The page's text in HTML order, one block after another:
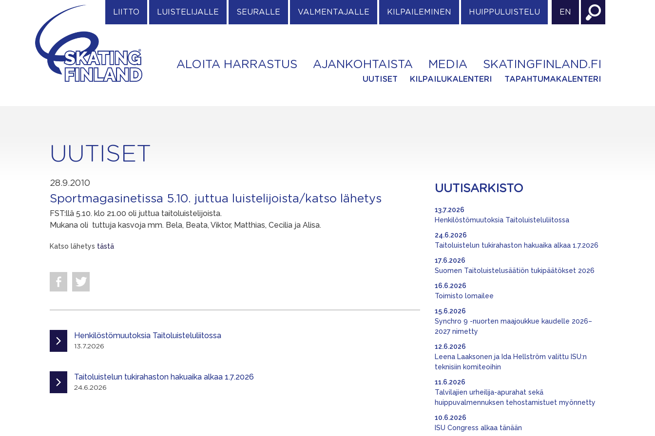
LIITTO LUISTELIJALLE SEURALLE VALMENTAJALLE KILPAILEMINEN HUIPPULUISTELU EN
ALOITA HARRASTUS AJANKOHTAISTA MEDIA SKATINGFINLAND.FI
UUTISET KILPAILUKALENTERI TAPAHTUMAKALENTERI
UUTISET
28.9.2010
Sportmagasinetissa 5.10. juttua luistelijoista/katso lähetys
FST:llä 5.10. klo 21.00 oli juttua taitoluistelijoista.
Mukana oli tuttuja kasvoja mm. Bela, Beata, Viktor, Matthias, Cecilia ja Alisa.
Katso lähetys tästä
Henkilöstömuutoksia Taitoluisteluliitossa
13.7.2026
Taitoluistelun tukirahaston hakuaika alkaa 1.7.2026
24.6.2026
UUTISARKISTO
Henkilöstömuutoksia Taitoluisteluliitossa
13.7.2026
Taitoluistelun tukirahaston hakuaika alkaa 1.7.2026
24.6.2026
Suomen Taitoluistelusäätiön tukipäätökset 2026
17.6.2026
Toimisto lomailee
16.6.2026
Synchro 9 -nuorten maajoukkue kaudelle 2026–
2027 nimetty
15.6.2026
Leena Laaksonen ja Ida Hellström valittu ISU:n
teknisiin komiteoihin
12.6.2026
Talvilajien urheilija-apurahat sekä
huippuvalmennuksen tehostamistuet myönnetty
11.6.2026
ISU Congress alkaa tänään
10.6.2026